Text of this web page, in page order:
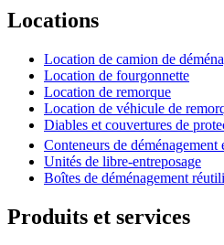
Locations
Location de camion de
Location de fourgonnette
Location de remorque
Location de véhicule de
Diables et couvertures de
Conteneurs de déménagement
Unités de libre-entreposage
Boîtes de déménagement
Produits et services